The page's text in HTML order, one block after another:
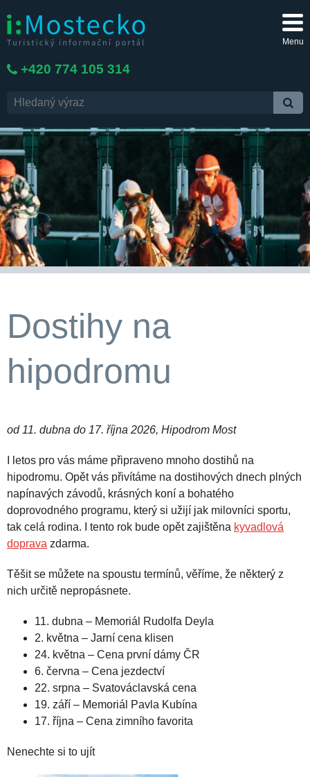
Menu
+420 774 105 314
Dostihy na
hipodromu
od 11. dubna do 17. října 2026, Hipodrom Most
I letos pro vás máme připraveno mnoho dostihů na
hipodromu. Opět vás přivítáme na dostihových dnech plných
napínavých závodů, krásných koní a bohatého
doprovodného programu, který si užijí jak milovníci sportu,
tak celá rodina. I tento rok bude opět zajištěna kyvadlová
doprava zdarma.
Těšit se můžete na spoustu termínů, věříme, že některý z
nich určitě nepropásnete.
11. dubna – Memoriál Rudolfa Deyla
2. května – Jarní cena klisen
24. května – Cena první dámy ČR
6. června – Cena jezdectví
22. srpna – Svatováclavská cena
19. září – Memoriál Pavla Kubína
17. října – Cena zimního favorita
Nenechte si to ujít